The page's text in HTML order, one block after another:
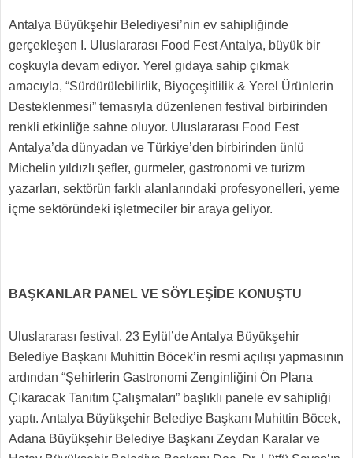
Antalya Büyükşehir Belediyesi’nin ev sahipliğinde
gerçekleşen I. Uluslararası Food Fest Antalya, büyük bir
coşkuyla devam ediyor. Yerel gıdaya sahip çıkmak
amacıyla, “Sürdürülebilirlik, Biyoçeşitlilik & Yerel Ürünlerin
Desteklenmesi” temasıyla düzenlenen festival birbirinden
renkli etkinliğe sahne oluyor. Uluslararası Food Fest
Antalya’da dünyadan ve Türkiye’den birbirinden ünlü
Michelin yıldızlı şefler, gurmeler, gastronomi ve turizm
yazarları, sektörün farklı alanlarındaki profesyonelleri, yeme
içme sektöründeki işletmeciler bir araya geliyor.
BAŞKANLAR PANEL VE SÖYLEŞİDE KONUŞTU
Uluslararası festival, 23 Eylül’de Antalya Büyükşehir
Belediye Başkanı Muhittin Böcek’in resmi açılışı yapmasının
ardından “Şehirlerin Gastronomi Zenginliğini Ön Plana
Çıkaracak Tanıtım Çalışmaları” başlıklı panele ev sahipliği
yaptı. Antalya Büyükşehir Belediye Başkanı Muhittin Böcek,
Adana Büyükşehir Belediye Başkanı Zeydan Karalar ve